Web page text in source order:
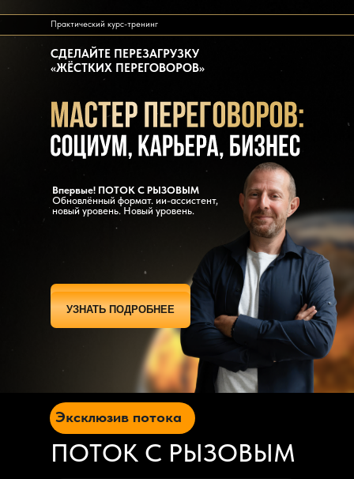
СДЕЛАЙТЕ ПЕРЕЗАГРУЗКУ
«ЖЁСТКИХ ПЕРЕГОВОРОВ»
Практический курс-тренинг
Впервые! ПОТОК С РЫЗОВЫМ
Обновлённый формат. ии-ассистент,
новый уровень. Новый уровень.
ЗАПИСАТЬСЯ
УЗНАТЬ ПОДРОБНЕЕ
ПОТОК С РЫЗОВЫМ
Эксклюзив потока